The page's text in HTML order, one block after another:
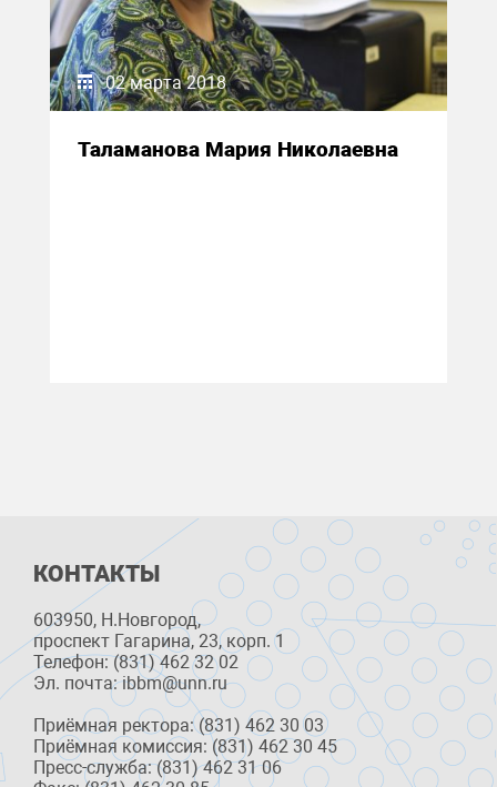
02 марта 2018
Таламанова Мария Николаевна
КОНТАКТЫ
603950, Н.Новгород,
проспект Гагарина, 23, корп. 1
Телефон: (831) 462 32 02
Эл. почта: ibbm@unn.ru
Приёмная ректора: (831) 462 30 03
Приёмная комиссия: (831) 462 30 45
Пресс-служба: (831) 462 31 06